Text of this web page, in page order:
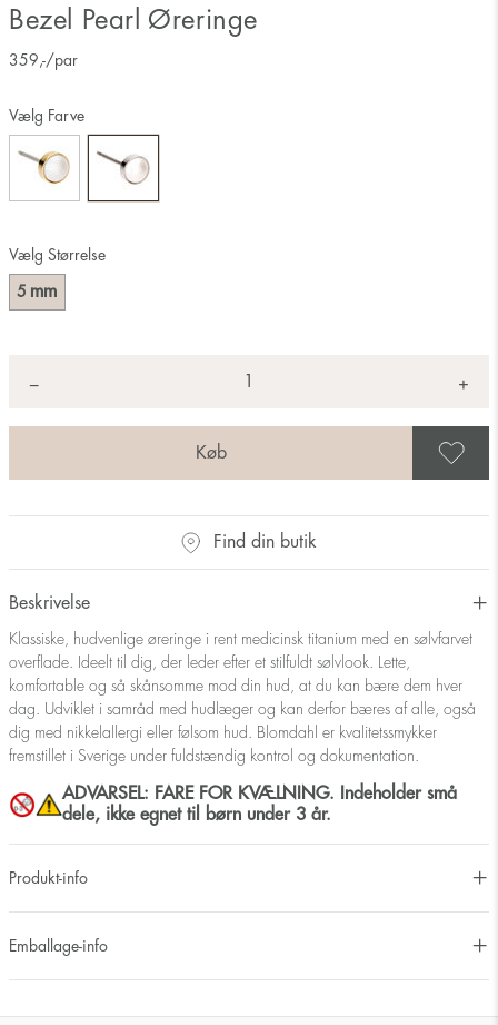
Bezel Pearl Øreringe
359 ,-/par
Vælg Størrelse
5 mm
Vælg Farve
− +
Find din butik
Beskrivelse
Klassiske, hudvenlige øreringe i rent medicinsk titanium med en sølvfarvet
overflade. Ideelt til dig, der leder efter et stilfuldt sølvlook. Lette,
komfortable og så skånsomme mod din hud, at du kan bære dem hver
dag. Udviklet i samråd med hudlæger og kan derfor bæres af alle, også
dig med nikkelallergi eller følsom hud. Blomdahl er kvalitetssmykker
fremstillet i Sverige under fuldstændig kontrol og dokumentation.
ADVARSEL: FARE FOR KVÆLNING. Indeholder små
dele, ikke egnet til børn under 3 år.
Produkt-info
Emballage-info